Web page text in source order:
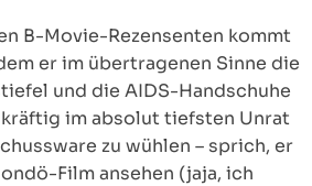
B-Movie-Rezensenten kommt
er im übertragenen Sinne die
und die AIDS-Handschuhe
kräftig im absolut tiefsten Unrat
zu wühlen – sprich, er
Film ansehen (jaja, ich